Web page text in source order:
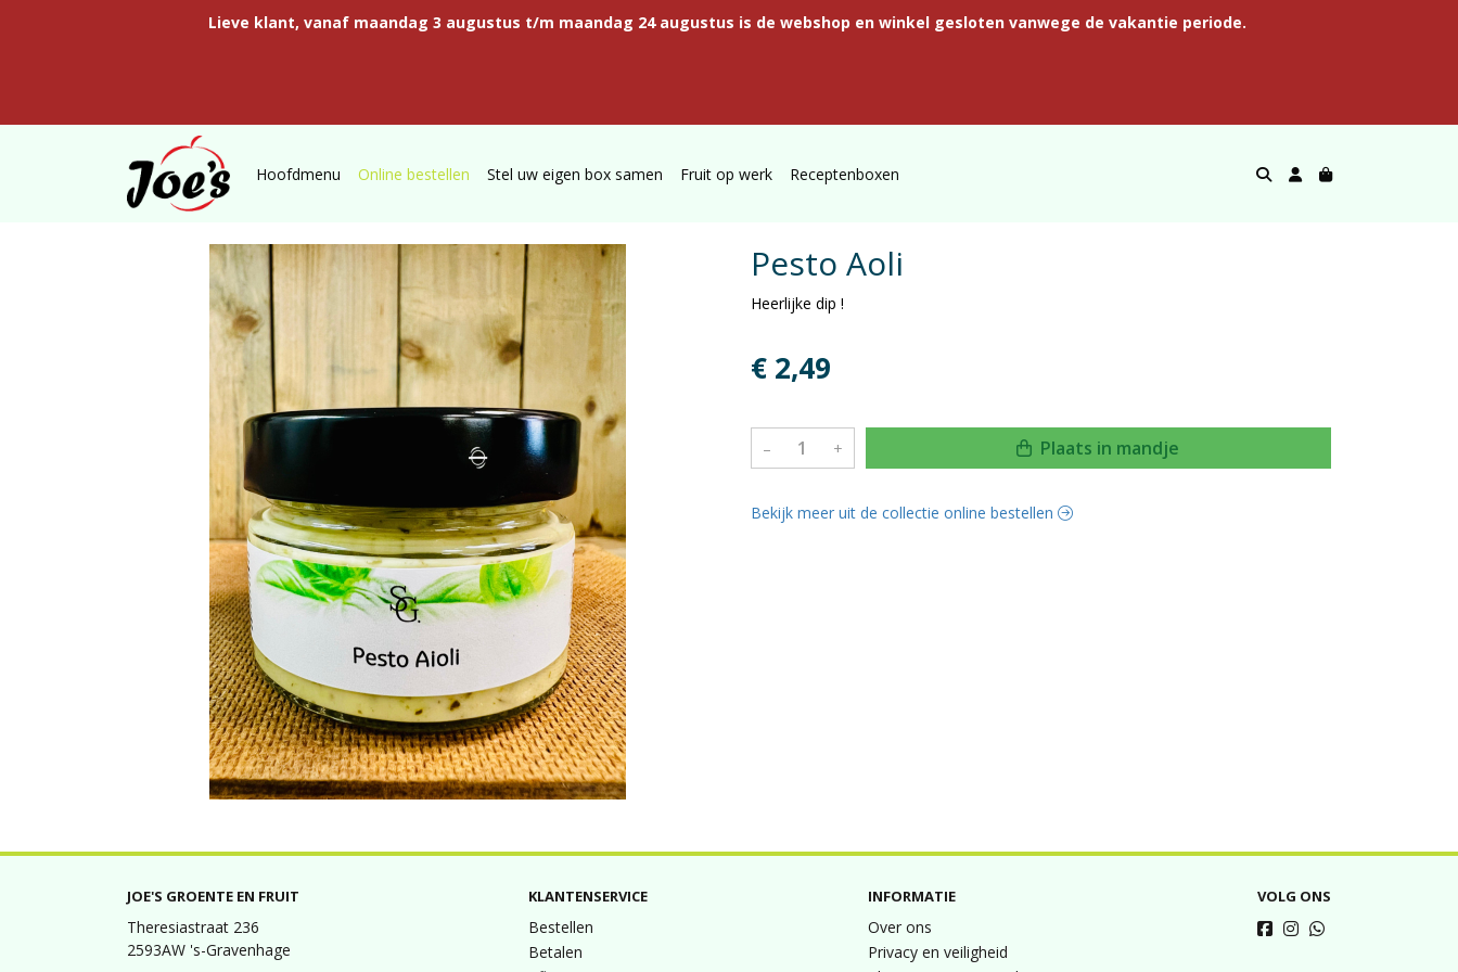
Lieve klant, vanaf maandag 3 augustus t/m maandag 24 augustus is de webshop en winkel gesloten vanwege de vakantie periode.
Hoofdmenu Online bestellen Stel uw eigen box samen Fruit op werk Receptenboxen
Pesto Aoli
Heerlijke dip !
€ 2,49
– + Plaats in mandje
Bekijk meer uit de collectie online bestellen
JOE'S GROENTE EN FRUIT
Theresiastraat 236
2593AW 's-Gravenhage
KLANTENSERVICE
Bestellen
Betalen
INFORMATIE
Over ons
Privacy en veiligheid
VOLG ONS